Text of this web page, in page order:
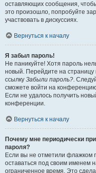
оставляющих сообщения,
это произошло, попробуйте
участвовать в дискуссиях.
Вернуться к началу
Я забыл пароль!
Не паникуйте! Хотя пароль
новый. Перейдите на
ссылку Забыли пароль?.
сможете войти на
Если не удалось получить
конференции.
Вернуться к началу
Почему мне периодически
пароля?
Если вы не отметили флажком
оставаться под своим именем
ограниченное время. Это